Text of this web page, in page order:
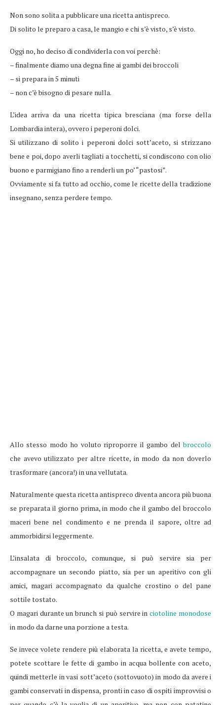
Non sono solita a pubblicare una ricetta antispreco.
Di solito le preparo a casa, le mangio e chi s’è visto, s’è visto.
Oggi no, ho deciso di condividerla con voi perchè:
– finalmente diamo una degna fine ai gambi dei broccoli
– si prepara in 5 minuti
– non c’è bisogno di pesare nulla.
L’idea arriva da una ricetta tipica bresciana (ma forse della
Lombardia intera), ovvero i peperoni dolci.
Si utilizzano di solito i peperoni dolci sott’aceto, si strizzano
bene e poi, dopo averli tagliati a tocchetti, si condiscono con olio
buono e parmigiano fino a renderli un po’ “pastosi”.
Ovviamente si fa tutto ad occhio, come le ricette della tradizione
insegnano, senza perdere tempo.
Allo stesso modo ho voluto riproporre il gambo delbroccolo
che avevo utilizzato per altre ricette, in modo da non doverlo
trasformare (ancora!) in una vellutata.
Naturalmente questa ricetta antispreco diventa ancora più buona
se preparata il giorno prima, in modo che il gambo del broccolo
maceri bene nel condimento e ne prenda il sapore, oltre ad
ammorbidirsi leggermente.
L’insalata di broccolo, comunque, si può servire sia per
accompagnare un secondo piatto, sia per un aperitivo con gli
amici, magari accompagnato da qualche crostino o del pane
sottile tostato.
O magari durante un brunch si può servire inciotoline monodose
in modo da darne una porzione a testa.
Se invece volete rendere più elaborata la ricetta, e avete tempo,
potete scottare le fette di gambo in acqua bollente con aceto,
quindi metterle in vasi sott’aceto (sottovuoto) in modo da avere i
gambi conservati in dispensa, pronti in caso di ospiti improvvisi o